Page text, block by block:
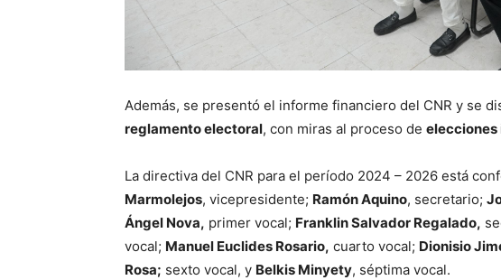
Además, se presentó el informe financiero del CNR y se
reglamento electoral, con miras al proceso de elecciones
La directiva del CNR para el período 2024 – 2026 está
Marmolejos, vicepresidente; Ramón Aquino, secretario;
Ángel Nova, primer vocal; Franklin Salvador Regalado,
vocal; Manuel Euclides Rosario, cuarto vocal; Dionisio
Rosa; sexto vocal, y Belkis Minyety, séptima vocal.